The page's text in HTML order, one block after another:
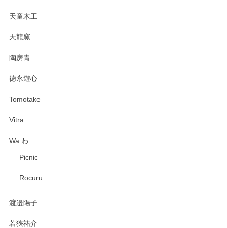
天童木工
天龍窯
陶房青
徳永遊心
Tomotake
Vitra
Wa わ
Picnic
Rocuru
渡邉陽子
若狹祐介